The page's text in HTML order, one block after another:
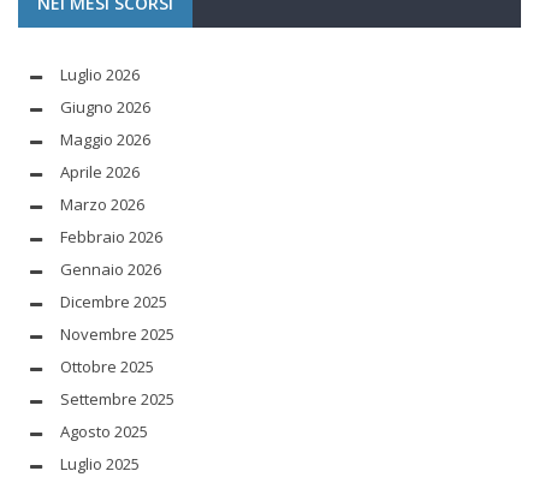
Luglio 2026
Giugno 2026
Maggio 2026
Aprile 2026
Marzo 2026
Febbraio 2026
Gennaio 2026
Dicembre 2025
Novembre 2025
Ottobre 2025
Settembre 2025
Agosto 2025
Luglio 2025